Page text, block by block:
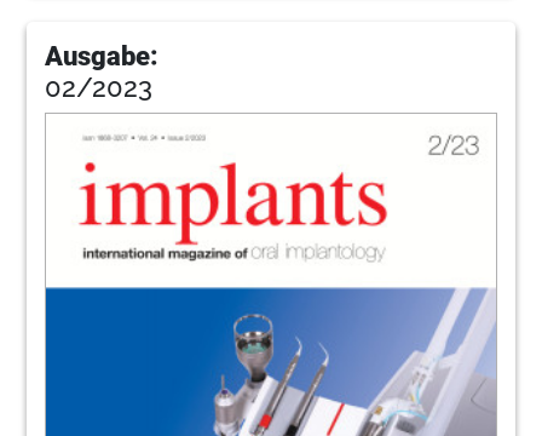
Ausgabe:
02/2023